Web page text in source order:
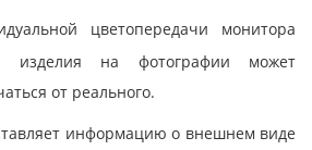
цветопередачи монитора
изделия на фотографии может
от реального.
информацию о внешнем виде